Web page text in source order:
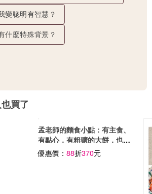
變聰明有智慧？
什麼特殊背景？
買了